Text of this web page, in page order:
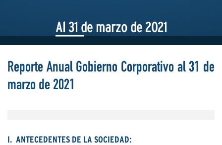
Al 31 de marzo de 2021
Reporte Anual Gobierno Corporativo al 31 de
marzo de 2021
I. ANTECEDENTES DE LA SOCIEDAD: